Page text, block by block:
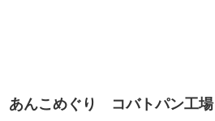
あんこめぐり コバトパン工場